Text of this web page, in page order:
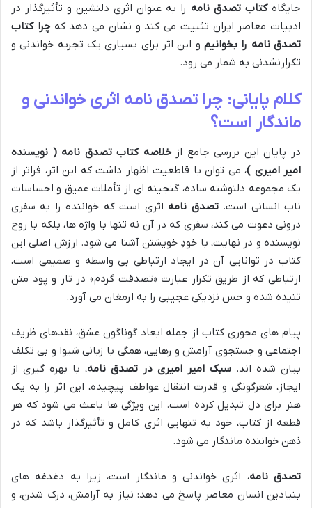
جایگاهکتاب تصدق نامه را به عنوان اثری دلنشین و تأثیرگذار در
ادبیات معاصر ایران تثبیت می کند و نشان می دهد کهچرا کتاب
تصدق نامه را بخوانیم و این اثر برای بسیاری یک تجربه خواندنی و
تکرارنشدنی به شمار می رود.
کلام پایانی: چرا تصدق نامه اثری خواندنی و
ماندگار است؟
در پایان این بررسی جامع ازخلاصه کتاب تصدق نامه ( نویسنده
امیر امیری )، می توان با قاطعیت اظهار داشت که این اثر، فراتر از
یک مجموعه دلنوشته ساده، گنجینه ای از تأملات عمیق و احساسات
ناب انسانی است.تصدق نامه اثری است که خواننده را به سفری
درونی دعوت می کند، سفری که در آن نه تنها با واژه ها، بلکه با روح
نویسنده و در نهایت، با خودِ خویشتن آشنا می شود. ارزش اصلی این
کتاب در توانایی آن در ایجاد ارتباطی بی واسطه و صمیمی است،
ارتباطی که از طریق تکرار عبارت «تصدقت گردم» در تار و پود متن
تنیده شده و حس نزدیکی عجیبی را به ارمغان می آورد.
پیام های محوری کتاب از جمله ابعاد گوناگون عشق، نقدهای ظریف
اجتماعی و جستجوی آرامش و رهایی، همگی با زبانی شیوا و بی تکلف
بیان شده اند. سبک امیر امیری در تصدق نامه، با بهره گیری از
ایجاز، شعرگونگی و قدرت انتقال عواطف پیچیده، این اثر را به یک
هنر برای دل تبدیل کرده است. این ویژگی ها باعث می شود که هر
قطعه از کتاب، خود به تنهایی اثری کامل و تأثیرگذار باشد که در
ذهن خواننده ماندگار می شود.
تصدق نامه، اثری خواندنی و ماندگار است، زیرا به دغدغه های
بنیادین انسان معاصر پاسخ می دهد: نیاز به آرامش، درک شدن، و